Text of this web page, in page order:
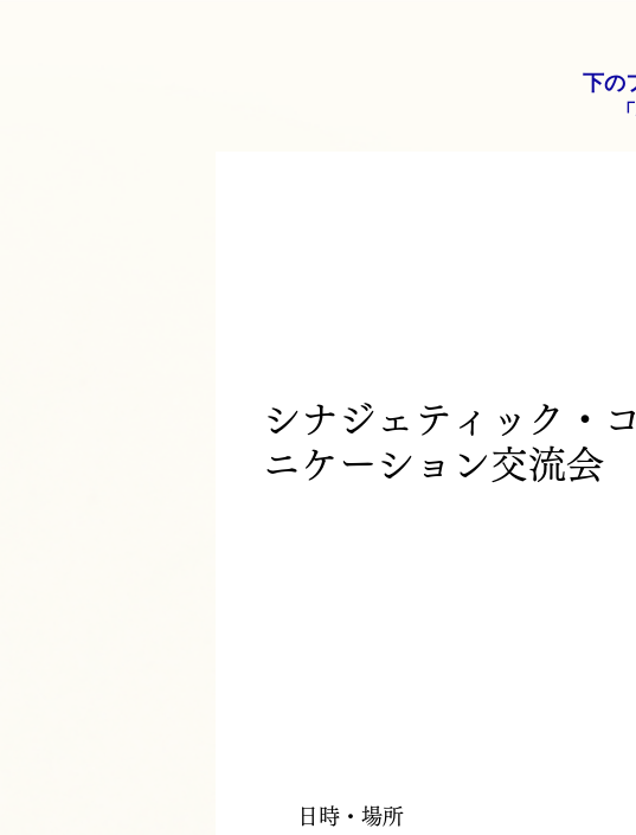
下の
シナジェティック・
ニケーション交流会
日時・場所